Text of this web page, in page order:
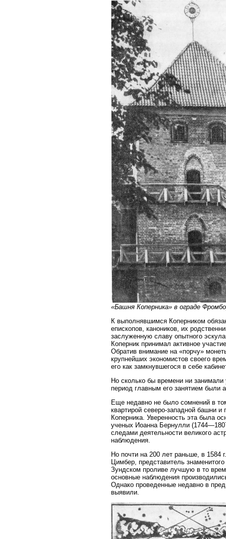
«Башня Коперника» в ограде
К выполнявшимся Коперником
епископов, каноников, их
заслуженную славу опытного
Коперник принимал активное
Обратив внимание на «порчу»
крупнейших экономистов своего
его как замкнувшегося в себе
Но сколько бы времени ни
период главным его занятием были
Еще недавно не было сомнений в
квартирой северо-западной башни
Коперника. Уверенность эта была
ученых Иоанна Бернулли
следами деятельности великого
наблюдения.
Но почти на 200 лет раньше, в 1584
Цимбер, представитель
Зундском проливе лучшую в то
основные наблюдения
Однако проведенные недавно в
выявили.